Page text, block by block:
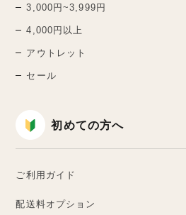
3,000円~3,999円
4,000円以上
アウトレット
セール
初めての方へ
ご利用ガイド
配送料オプション